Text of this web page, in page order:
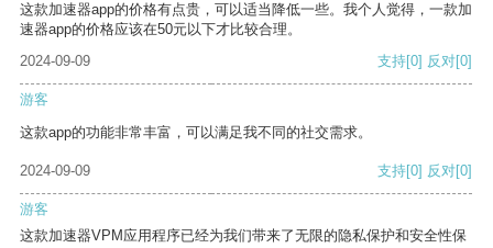
这款加速器app的价格有点贵，可以适当降低一些。我个人觉得，一款加
速器app的价格应该在50元以下才比较合理。
2024-09-09
支持[0] 反对[0]
游客
这款app的功能非常丰富，可以满足我不同的社交需求。
2024-09-09 支持[0] 反对[0]
游客
这款加速器VPM应用程序已经为我们带来了无限的隐私保护和安全性保